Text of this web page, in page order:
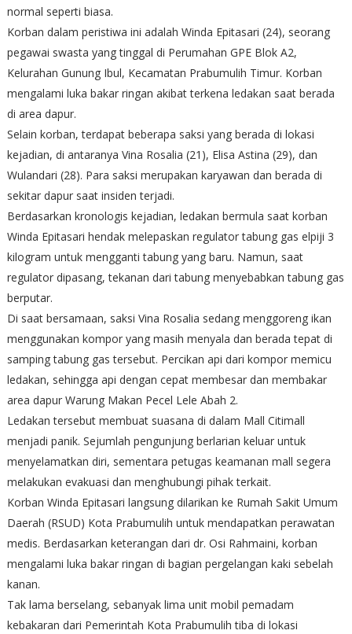
normal seperti biasa.
Korban dalam peristiwa ini adalah Winda Epitasari (24), seorang
pegawai swasta yang tinggal di Perumahan GPE Blok A2,
Kelurahan Gunung Ibul, Kecamatan Prabumulih Timur. Korban
mengalami luka bakar ringan akibat terkena ledakan saat berada
di area dapur.
Selain korban, terdapat beberapa saksi yang berada di lokasi
kejadian, di antaranya Vina Rosalia (21), Elisa Astina (29), dan
Wulandari (28). Para saksi merupakan karyawan dan berada di
sekitar dapur saat insiden terjadi.
Berdasarkan kronologis kejadian, ledakan bermula saat korban
Winda Epitasari hendak melepaskan regulator tabung gas elpiji 3
kilogram untuk mengganti tabung yang baru. Namun, saat
regulator dipasang, tekanan dari tabung menyebabkan tabung gas
berputar.
Di saat bersamaan, saksi Vina Rosalia sedang menggoreng ikan
menggunakan kompor yang masih menyala dan berada tepat di
samping tabung gas tersebut. Percikan api dari kompor memicu
ledakan, sehingga api dengan cepat membesar dan membakar
area dapur Warung Makan Pecel Lele Abah 2.
Ledakan tersebut membuat suasana di dalam Mall Citimall
menjadi panik. Sejumlah pengunjung berlarian keluar untuk
menyelamatkan diri, sementara petugas keamanan mall segera
melakukan evakuasi dan menghubungi pihak terkait.
Korban Winda Epitasari langsung dilarikan ke Rumah Sakit Umum
Daerah (RSUD) Kota Prabumulih untuk mendapatkan perawatan
medis. Berdasarkan keterangan dari dr. Osi Rahmaini, korban
mengalami luka bakar ringan di bagian pergelangan kaki sebelah
kanan.
Tak lama berselang, sebanyak lima unit mobil pemadam
kebakaran dari Pemerintah Kota Prabumulih tiba di lokasi